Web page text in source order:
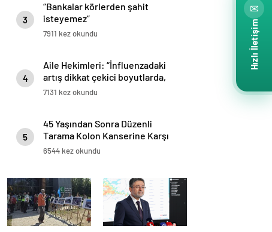
3
“Bankalar körlerden şahit
isteyemez”
7911 kez okundu
4
Aile Hekimleri: “İnfluenzadaki
artış dikkat çekici boyutlarda,
maske kullanılması çok önemli”
7131 kez okundu
5
45 Yaşından Sonra Düzenli
Tarama Kolon Kanserine Karşı
Koruyor
6544 kez okundu
✉
Hızlı İletişim